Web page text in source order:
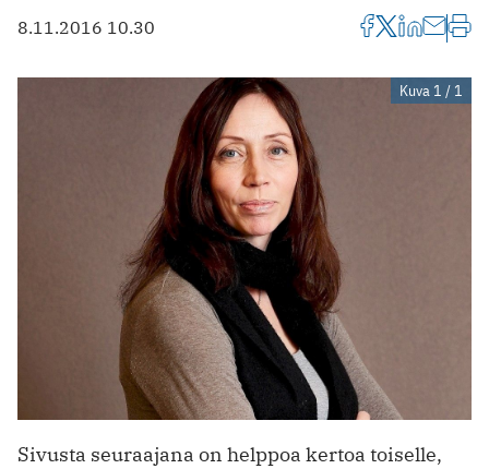
8.11.2016 10.30
Kuva 1 / 1
Sivusta seuraajana on helppoa kertoa toiselle,